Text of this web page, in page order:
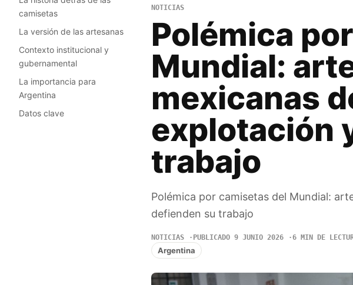
camisetas
La versión de las artesanas
Contexto institucional y
gubernamental
La importancia para
Argentina
Datos clave
NOTICIAS
Polémica
Mundial:
mexicanas
explotación
trabajo
Polémica por camisetas del Mundial:
defienden su trabajo
NOTICIAS PUBLICADO 9 JUNIO 2026 6 MIN DE
Argentina